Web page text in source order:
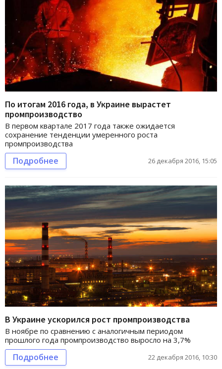
По итогам 2016 года, в Украине вырастет
промпроизводство
В первом квартале 2017 года также ожидается
сохранение тенденции умеренного роста
промпроизводства
Подробнее 26 декабря 2016, 15:05
В Украине ускорился рост промпроизводства
В ноябре по сравнению с аналогичным периодом
прошлого года промпроизводство выросло на 3,7%
Подробнее 22 декабря 2016, 10:30